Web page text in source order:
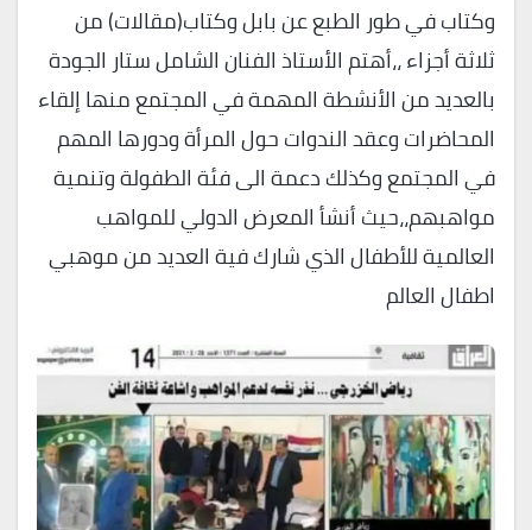
وكتاب في طور الطبع عن بابل وكتاب(مقالات) من
ثلاثة أجزاء ،،أهتم الأستاذ الفنان الشامل ستار الجودة
بالعديد من الأنشطة المهمة في المجتمع منها إلقاء
المحاضرات وعقد الندوات حول المرأة ودورها المهم
في المجتمع وكذلك دعمة الى فئة الطفولة وتنمية
مواهبهم،،حيث أنشأ المعرض الدولي للمواهب
العالمية للأطفال الذي شارك فية العديد من موهبي
اطفال العالم